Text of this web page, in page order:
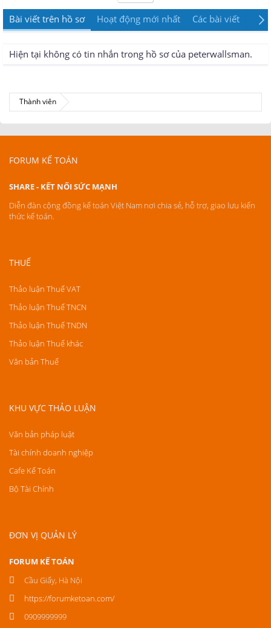
Bài viết trên hồ sơ Hoạt động mới nhất Các bài viết
Hiện tại không có tin nhắn trong hồ sơ của peterwallsman.
Thành viên
FORUM KẾ TOÁN
SHARE - KẾT NỐI SỨC MẠNH
Diễn đàn cộng đồng kế toán Việt Nam nơi chia sẻ, hỗ trợ, giao lưu kiến
thức kế toán.
THUẾ
Thảo luận Thuế VAT
Thảo luận Thuế TNCN
Thảo luận Thuế TNDN
Thảo luận Thuế khác
Văn bản Thuế
KHU VỰC THẢO LUẬN
Văn bản pháp luật
Tài chính doanh nghiệp
Cafe Kế Toán
Bộ Tài Chính
ĐƠN VỊ QUẢN LÝ
FORUM KẾ TOÁN
Cầu Giấy, Hà Nội
https://forumketoan.com/
0909999999